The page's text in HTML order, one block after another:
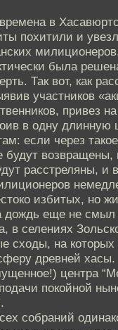
в
похитили и
была
Так вот, как
участников
привез
в одну длинную
если через
будут возвращены,
расстреляны, и
избитых, но
дождь еще не смыл
в селениях
сходы, на которых
древней
центра
покойной
собраний